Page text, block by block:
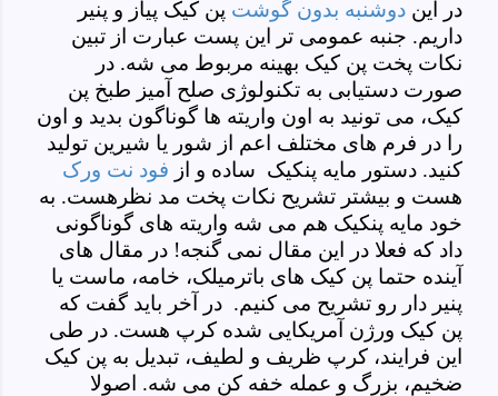
در این دوشنبه بدون گوشت پن کیک پیاز و پنیر
داریم. جنبه عمومی تر این پست عبارت از تبین
نکات پخت پن کیک بهینه مربوط می شه. در
صورت دستیابی به تکنولوژی صلح آمیز طبخ پن
کیک، می تونید به اون واریته ها گوناگون بدید و اون
را در فرم های مختلف اعم از شور یا شیرین تولید
کنید. دستور مایه پنکیک ساده و از فود نت ورک
هست و بیشتر تشریح نکات پخت مد نظرهست. به
خود مایه پنکیک هم می شه واریته های گوناگونی
داد که فعلا در این مقال نمی گنجه! در مقال های
آینده حتما پن کیک های باترمیلک، خامه، ماست یا
پنیر دار رو تشریح می کنیم. در آخر باید گفت که
پن کیک ورژن آمریکایی شده کرپ هست. در طی
این فرایند، کرپ ظریف و لطیف، تبدیل به پن کیک
ضخیم، بزرگ و عمله خفه کن می شه. اصولا